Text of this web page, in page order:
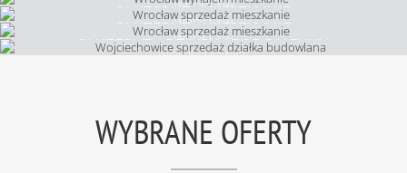
WROCŁAW
WROCŁAW
SPRZEDAŻ • MIESZKANIE
WROCŁAW
SPRZEDAŻ • DZIAŁKA BUDOWLANA
WOJCIECHOWICE
WYBRANE OFERTY